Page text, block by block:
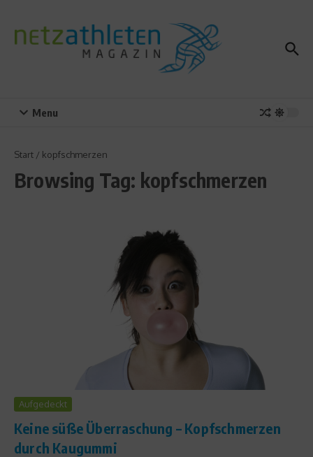
Menu
Start / kopfschmerzen
Browsing Tag: kopfschmerzen
Aufgedeckt
Keine süße Überraschung – Kopfschmerzen
durch Kaugummi